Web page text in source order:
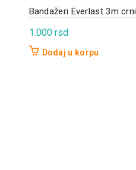
Bandažeri Everlast 3m crni
1.000 rsd
Dodaj u korpu